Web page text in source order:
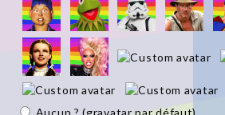
Aucun ? (gravatar par défaut)